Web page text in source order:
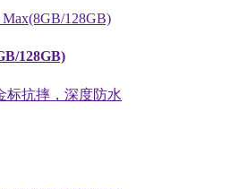
128GB)
标抗摔，深度防水